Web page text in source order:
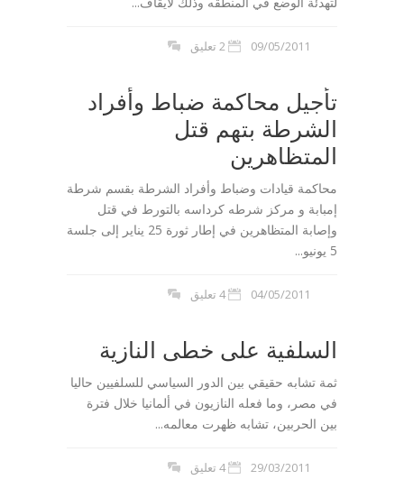
09/05/2011 2 تعليق
تأجيل محاكمة ضباط وأفراد
الشرطة بتهم قتل
المتظاهرين
محاكمة قيادات وضباط وأفراد الشرطة بقسم شرطة
إمبابة و مركز شرطه كرداسه بالتورط في قتل
وإصابة المتظاهرين في إطار ثورة 25 يناير إلى جلسة
5 يونيو...
04/05/2011 4 تعليق
السلفية على خطى النازية
ثمة تشابه حقيقي بين الدور السياسي للسلفيين حاليا
في مصر، وما فعله النازيون في ألمانيا خلال فترة
بين الحربين، تشابه ظهرت معالمه...
29/03/2011 4 تعليق